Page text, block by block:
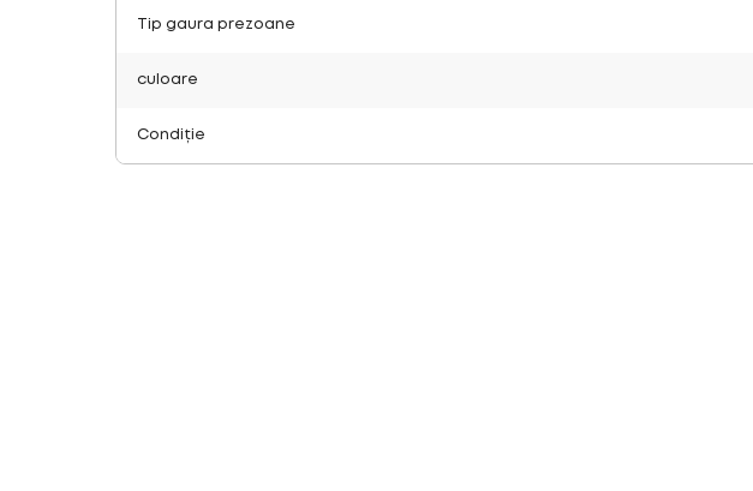
Tip gaura prezoane
culoare
Condiție